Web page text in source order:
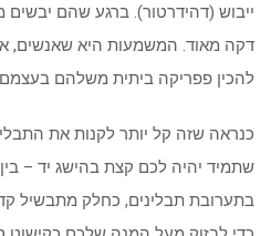
ייבוש (דהידרטור). ברגע שהם
דקה מאוד. המשמעות היא שאנשים,
להכין פפריקה ביתית משלהם
כנראה שזה קל יותר לקנות את
שתמיד יהיה לכם קצת בהישג יד –
בתערובת תבלינים, כחלק מתבשיל